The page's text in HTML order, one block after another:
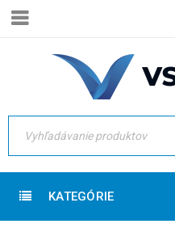
KATEGÓRIE